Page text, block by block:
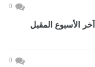
0
آخر الأسبوع المقبل
0